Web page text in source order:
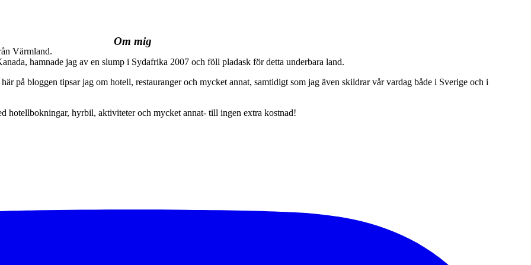
Om mig
Värmland.
hamnade jag av en slump i Sydafrika 2007 och föll pladask för detta underbara land.
på bloggen tipsar jag om hotell, restauranger och mycket annat, samtidigt som jag även skildrar vår vardag både i Sverige och i
hotellbokningar, hyrbil, aktiviteter och mycket annat- till ingen extra kostnad!